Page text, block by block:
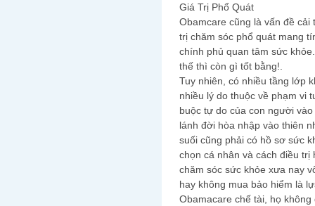
Giá Trị Phổ Quát
Obamcare cũng là vấn đề cải
trị chăm sóc phổ quát mang
chính phủ quan tâm sức
thế thì còn gì tốt bằng!.
Tuy nhiên, có nhiều tầng lớp
nhiều lý do thuộc về phạm vi
buộc tự do của con người
lánh đời hòa nhập vào thiên
suối cũng phải có hồ sơ sức
chọn cá nhân và cách điều
chăm sóc sức khỏe xưa nay
hay không mua bảo hiểm là
Obamacare chế tài, họ